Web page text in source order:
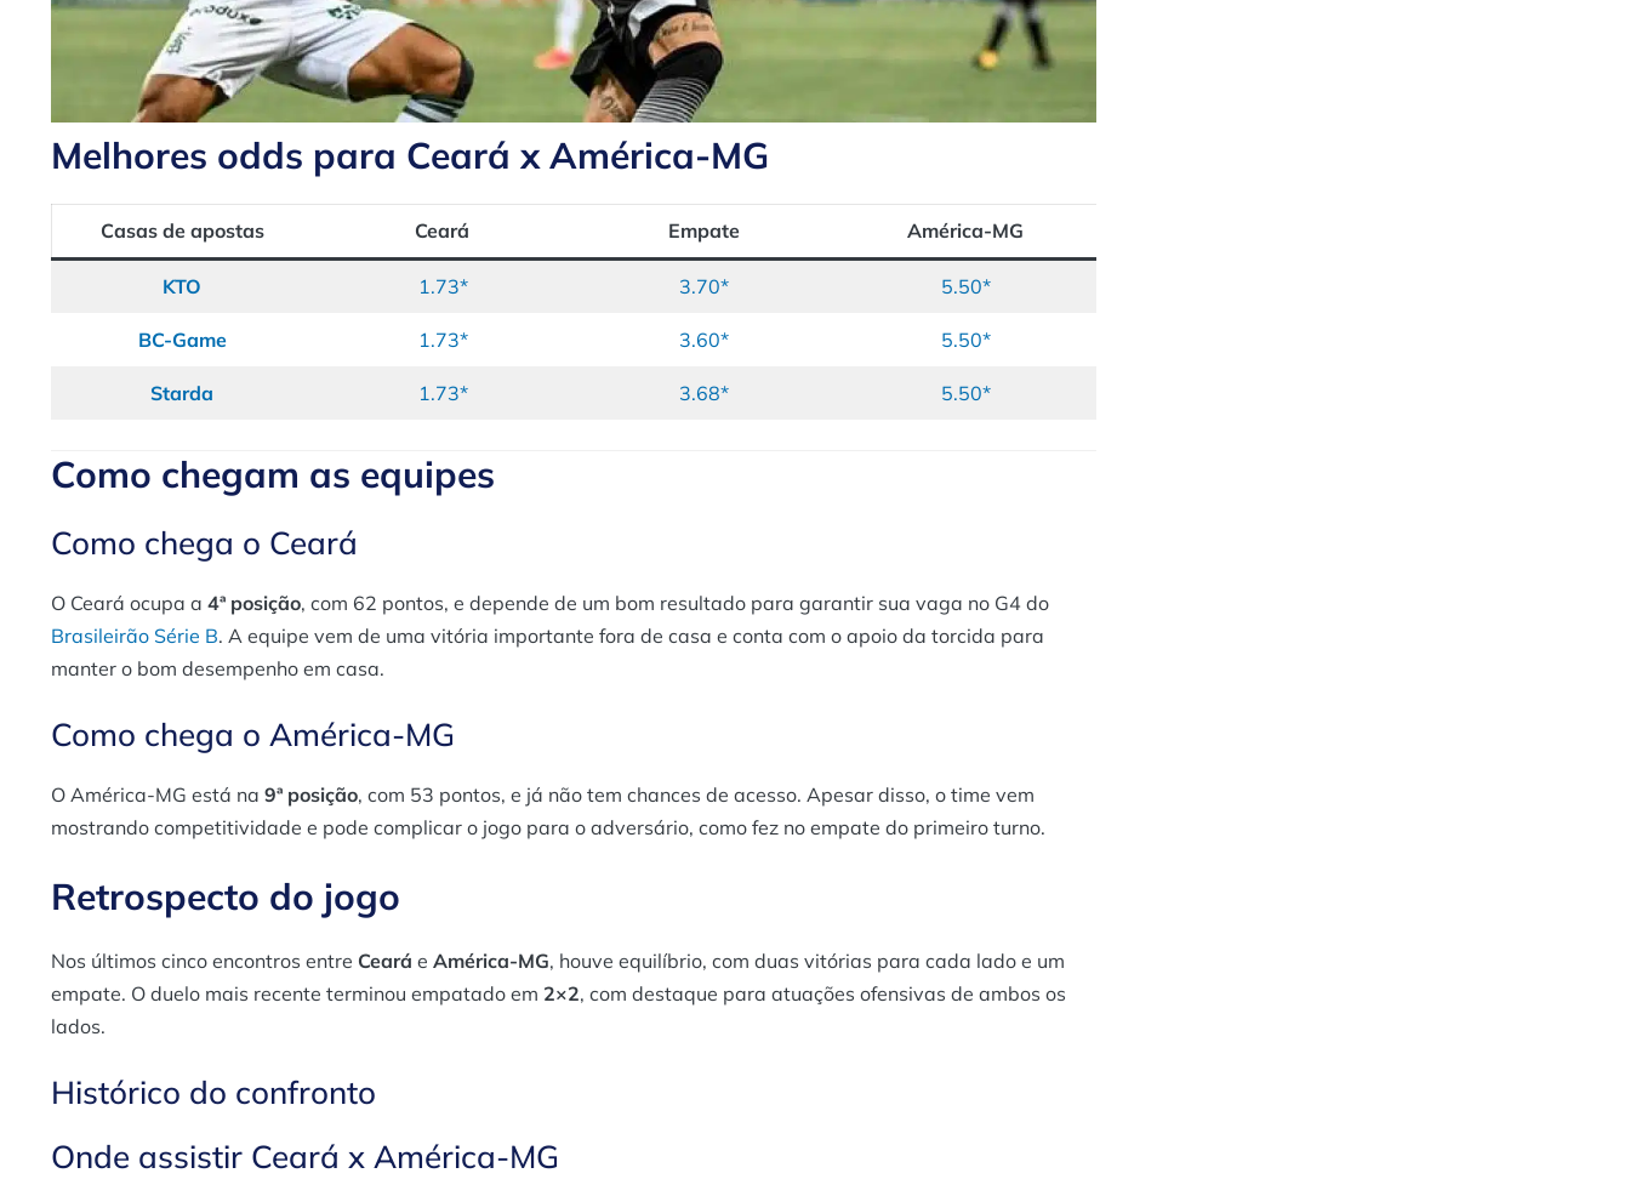
Melhores odds para Ceará x América-MG
Casas de apostas Ceará Empate América-MG
KTO 1.73* 3.70* 5.50*
BC-Game 1.73* 3.60* 5.50*
Starda 1.73* 3.68* 5.50*
Como chegam as equipes
Como chega o Ceará
O Ceará ocupa a 4ª posição, com 62 pontos, e depende de um bom resultado para garantir sua vaga no G4 do
Brasileirão Série B. A equipe vem de uma vitória importante fora de casa e conta com o apoio da torcida para
manter o bom desempenho em casa​.
Como chega o América-MG
O América-MG está na 9ª posição, com 53 pontos, e já não tem chances de acesso. Apesar disso, o time vem
mostrando competitividade e pode complicar o jogo para o adversário, como fez no empate do primeiro turno​.
Retrospecto do jogo
Nos últimos cinco encontros entre Ceará e América-MG, houve equilíbrio, com duas vitórias para cada lado e um
empate. O duelo mais recente terminou empatado em 2×2, com destaque para atuações ofensivas de ambos os
lados​.
Histórico do confronto
Onde assistir Ceará x América-MG